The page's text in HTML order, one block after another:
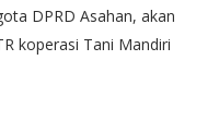
DPRD Asahan, akan
koperasi Tani Mandiri